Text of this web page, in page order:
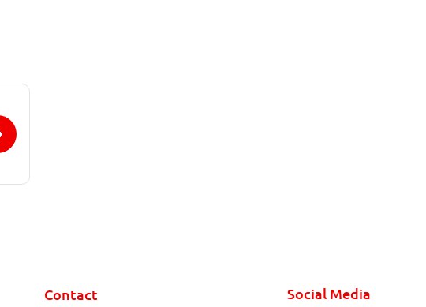
Contact Social Media